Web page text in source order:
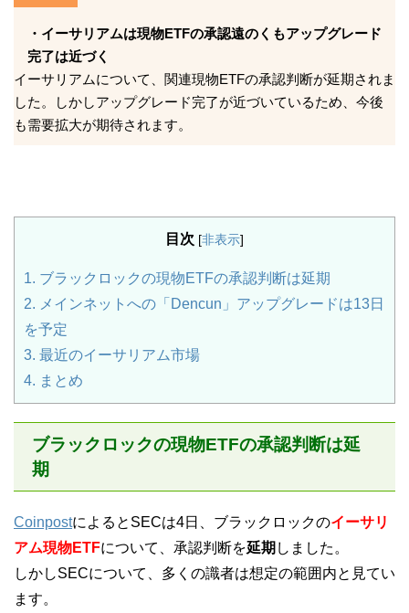
・イーサリアムは現物ETFの承認遠のくもアップグレード
完了は近づく
イーサリアムについて、関連現物ETFの承認判断が延期されま
した。しかしアップグレード完了が近づいているため、今後
も需要拡大が期待されます。
目次 [非表示]
1. ブラックロックの現物ETFの承認判断は延期
2. メインネットへの「Dencun」アップグレードは13日
を予定
3. 最近のイーサリアム市場
4. まとめ
ブラックロックの現物ETFの承認判断は延
期
CoinpostによるとSECは4日、ブラックロックのイーサリ
アム現物ETFについて、承認判断を延期 しました。
しかしSECについて、多くの識者は想定の範囲内と見てい
ます。